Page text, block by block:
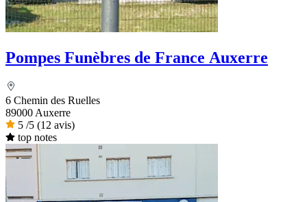
Pompes Funèbres de France Auxerre
6 Chemin des Ruelles
89000 Auxerre
5 /5 (12 avis)
top notes